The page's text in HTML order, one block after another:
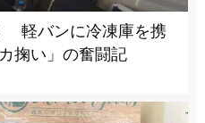
軽バンに冷凍庫を携
掬い」の奮闘記